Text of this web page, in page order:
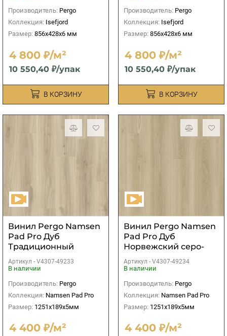
Производитель: Pergo
Коллекция: Isefjord
Размер: 856x428x6 мм
4 800 ₽/м²
10 550,40 ₽/упак
В КОРЗИНУ
Производитель: Pergo
Коллекция: Isefjord
Размер: 856x428x6 мм
4 800 ₽/м²
10 550,40 ₽/упак
В КОРЗИНУ
Винил Pergo Namsen
Pad Pro Дуб
Традиционный
Артикул - V4307-49233
В наличии
Производитель: Pergo
Коллекция: Namsen Pad Pro
Размер: 1251x189x5мм
4 400 ₽/м²
Винил Pergo Namsen
Pad Pro Дуб
Норвежский серо-
Артикул - V4307-49234
В наличии
Производитель: Pergo
Коллекция: Namsen Pad Pro
Размер: 1251x189x5мм
4 400 ₽/м²